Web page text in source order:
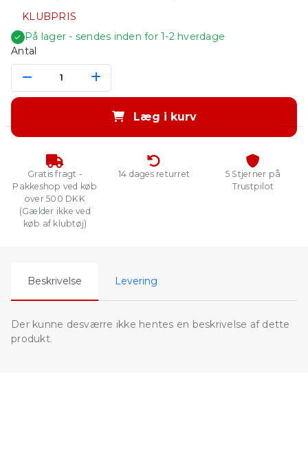
KLUBPRIS
✓ På lager - sendes inden for 1-2 hverdage
Antal
Læg i kurv
Gratis fragt -
Pakkeshop ved køb
over 500 DKK
(Gælder ikke ved
køb af klubtøj)
14 dages returret
5 Stjerner på
Trustpilot
Beskrivelse Levering
Der kunne desværre ikke hentes en beskrivelse af dette
produkt.